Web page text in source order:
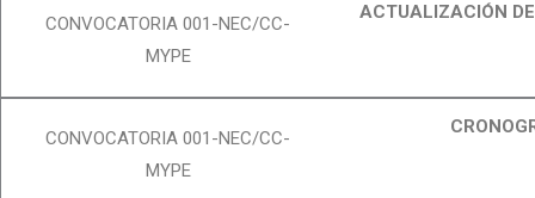
CONVOCATORIA 001-NEC/CC-
MYPE
ACTUALIZACIÓN
CONVOCATORIA 001-NEC/CC-
MYPE